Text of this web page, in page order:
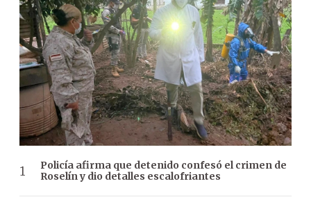
Policía afirma que detenido confesó el crimen de
Roselín y dio detalles escalofriantes